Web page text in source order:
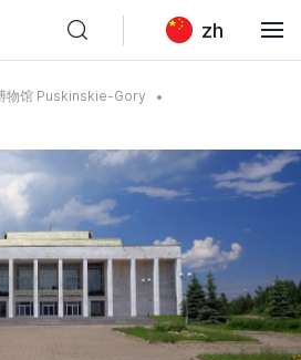
zh
物馆 Puskinskie-Gory